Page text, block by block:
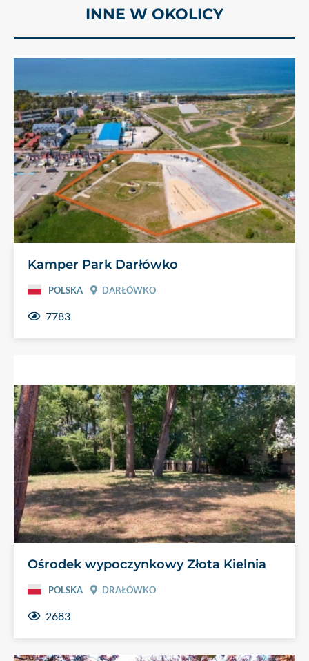
INNE W OKOLICY
Kamper Park Darłówko
POLSKA DARŁÓWKO
7783
Ośrodek wypoczynkowy Złota Kielnia
POLSKA DRAŁÓWKO
2683